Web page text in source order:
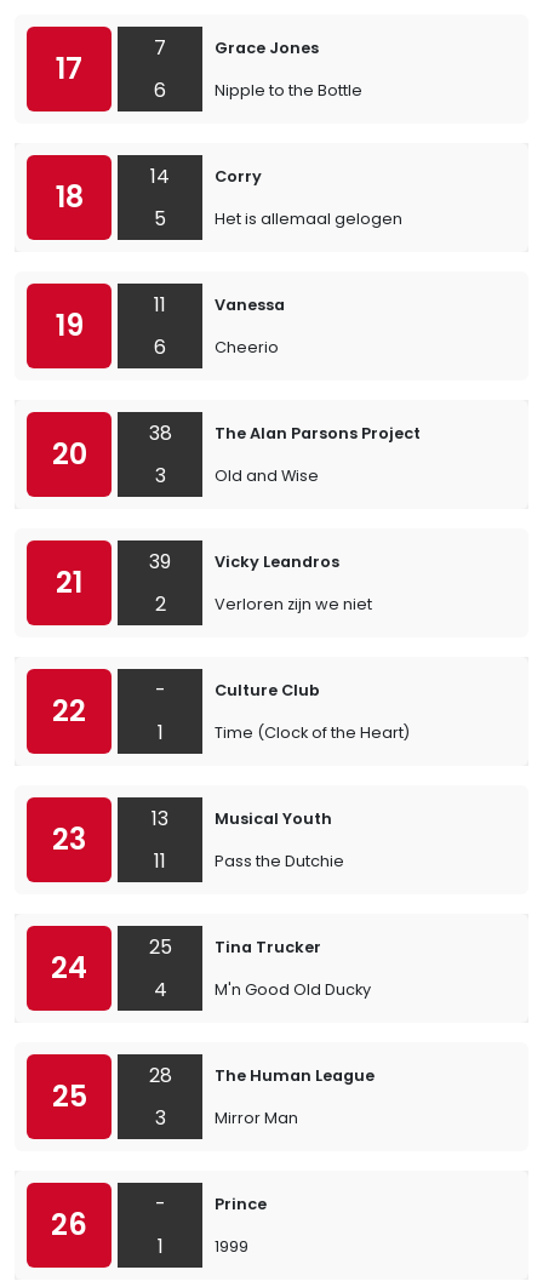
17
7
6
Grace Jones
Nipple to the Bottle
18
14
5
Corry
Het is allemaal gelogen
19
11
6
Vanessa
Cheerio
20
38
3
The Alan Parsons Project
Old and Wise
21
39
2
Vicky Leandros
Verloren zijn we niet
22
-
1
Culture Club
Time (Clock of the Heart)
23
13
11
Musical Youth
Pass the Dutchie
24
25
4
Tina Trucker
M'n Good Old Ducky
25
28
3
The Human League
Mirror Man
26
-
1
Prince
1999